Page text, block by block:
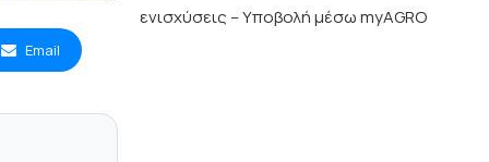
Email
ενισχύσεις – Υποβολή μέσω myAGRO